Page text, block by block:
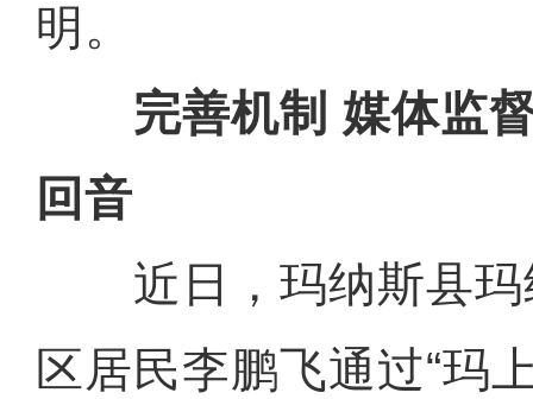
明。
完善机制 媒体监督
回音
近日，玛纳斯县玛
区居民李鹏飞通过“玛